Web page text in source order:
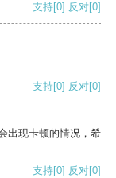
支持[0] 反对[0]
支持[0] 反对[0]
出现卡顿的情况，希
支持[0] 反对[0]